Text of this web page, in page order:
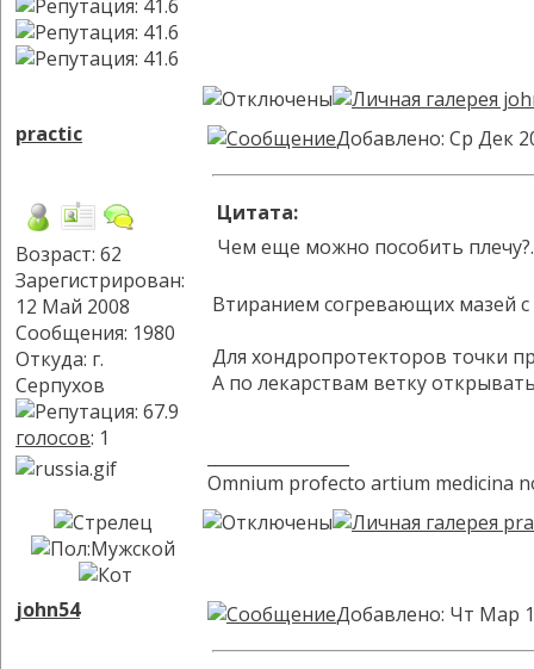
practic
Возраст: 62
Зарегистрирован:
12 Май 2008
Сообщения: 1980
Откуда: г.
Серпухов
голосов: 1
Добавлено: Ср Дек
Цитата:
Чем еще можно пособить плечу?.
Втиранием согревающих мазей
Для хондропротекторов точки
А по лекарствам ветку
Omnium profecto artium medicina
john54 Добавлено: Чт Мар